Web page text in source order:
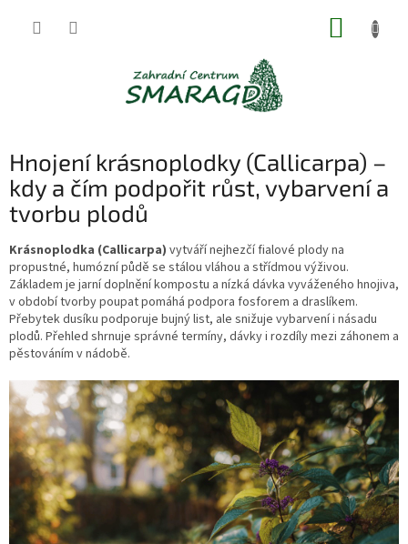
Hnojení krásnoplodky (Callicarpa) –
kdy a čím podpořit růst, vybarvení a
tvorbu plodů
Krásnoplodka (Callicarpa) vytváří nejhezčí fialové plody na
propustné, humózní půdě se stálou vláhou a střídmou výživou.
Základem je jarní doplnění kompostu a nízká dávka vyváženého hnojiva,
v období tvorby poupat pomáhá podpora fosforem a draslíkem.
Přebytek dusíku podporuje bujný list, ale snižuje vybarvení i násadu
plodů. Přehled shrnuje správné termíny, dávky i rozdíly mezi záhonem a
pěstováním v nádobě.